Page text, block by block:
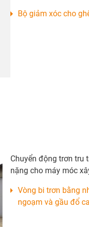
Bộ giảm xóc cho
Chuyển động trơn tru
nặng cho máy móc
Vòng bi trơn bằng
ngoạm và gầu đổ